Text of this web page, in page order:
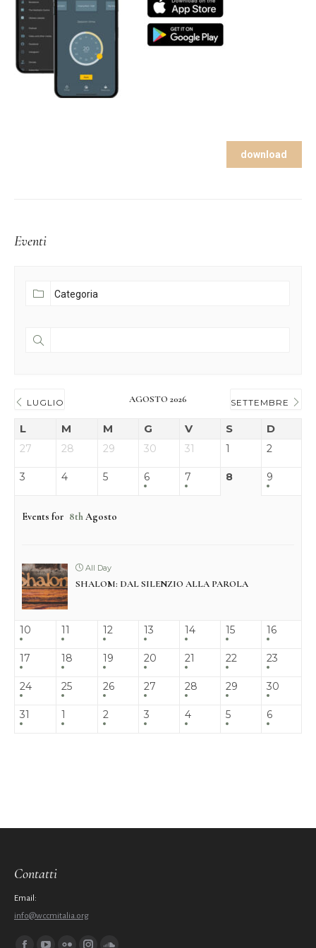
download
Eventi
LUGLIO AGOSTO 2026 SETTEMBRE
L M M G V S D
27 28 29 30 31 1 2
3 4 5 6 7 8 9
Events for 8thAgosto
All Day
SHALOM: DAL SILENZIO ALLA PAROLA
10 11 12 13 14 15 16
17 18 19 20 21 22 23
24 25 26 27 28 29 30
31 1 2 3 4 5 6
Contatti
Email:
info@wccmitalia.org
Ci puoi trovare su: